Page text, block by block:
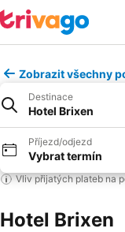
Zobrazit všechny
Destinace
Hotel Brixen
Příjezd/odjezd
Vybrat termín
Vliv přijatých plateb na
Hotel Brixen